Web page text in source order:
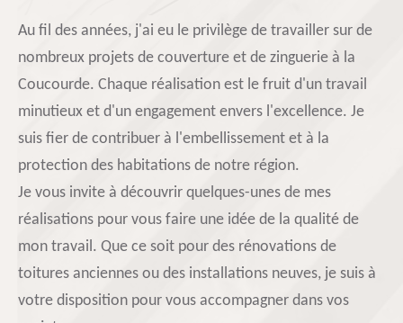
Au fil des années, j'ai eu le privilège de travailler sur de
nombreux projets de couverture et de zinguerie à la
Coucourde. Chaque réalisation est le fruit d'un travail
minutieux et d'un engagement envers l'excellence. Je
suis fier de contribuer à l'embellissement et à la
protection des habitations de notre région.
Je vous invite à découvrir quelques-unes de mes
réalisations pour vous faire une idée de la qualité de
mon travail. Que ce soit pour des rénovations de
toitures anciennes ou des installations neuves, je suis à
votre disposition pour vous accompagner dans vos